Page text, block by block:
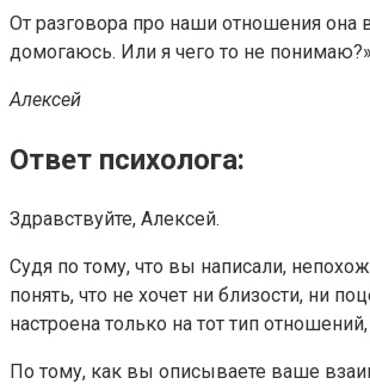
От разговора про наши отношения она
домогаюсь. Или я чего то не понимаю?»
Алексей
Ответ психолога:
Здравствуйте, Алексей.
Судя по тому, что вы написали,
понять, что не хочет ни близости, ни
настроена только на тот тип
По тому, как вы описываете ваше